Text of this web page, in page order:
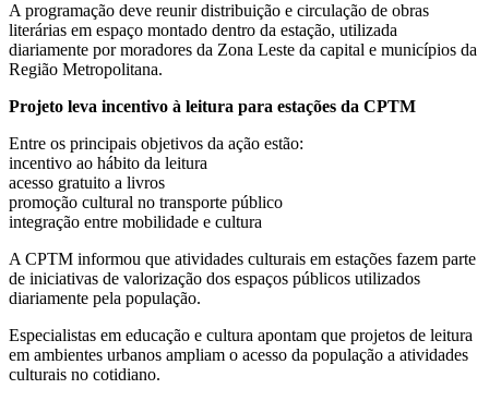
A programação deve reunir distribuição e circulação de obras
literárias em espaço montado dentro da estação, utilizada
diariamente por moradores da Zona Leste da capital e municípios da
Região Metropolitana.
Projeto leva incentivo à leitura para estações da CPTM
Entre os principais objetivos da ação estão:
incentivo ao hábito da leitura
acesso gratuito a livros
promoção cultural no transporte público
integração entre mobilidade e cultura
A CPTM informou que atividades culturais em estações fazem parte
de iniciativas de valorização dos espaços públicos utilizados
diariamente pela população.
Especialistas em educação e cultura apontam que projetos de leitura
em ambientes urbanos ampliam o acesso da população a atividades
culturais no cotidiano.